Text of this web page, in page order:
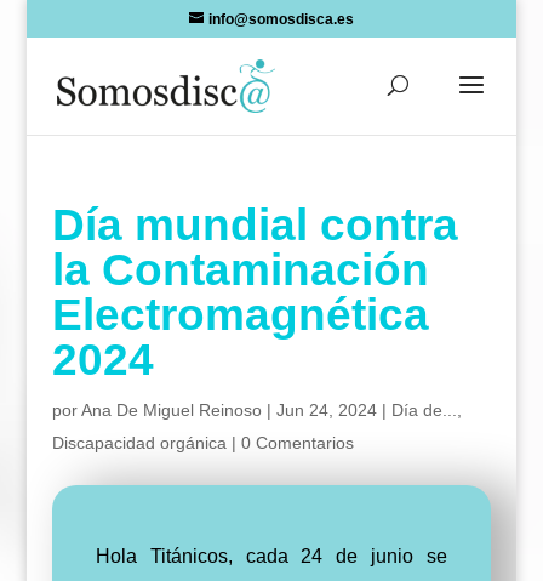
info@somosdisca.es
Día mundial contra
la Contaminación
Electromagnética
2024
porAna De Miguel Reinoso| Jun 24, 2024| Día de...
Discapacidad orgánica | 0 Comentarios
Hola Titánicos, cada 24 de junio se